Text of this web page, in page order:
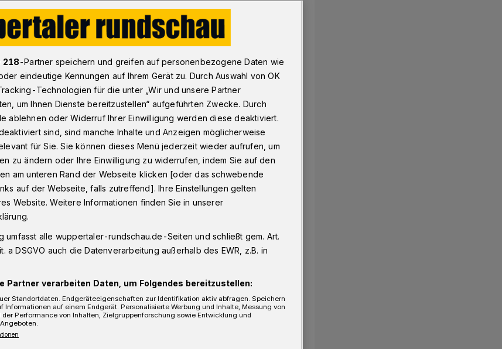
Test
hier ganz unter uns: Sind Sie
dran denken, weil ich eine für
der Deutschen Gesellschaft für
habe: Demnach gibt es
weil Leute sich auf Selfies
218-Partner speichern und greifen auf personenbezogene Daten wie
eindeutige Kennungen auf Ihrem Gerät zu. Durch Auswahl von OK
Technologien für die unter „Wir und unsere Partner
um Ihnen Dienste bereitzustellen“ aufgeführten Zwecke. Durch
ablehnen oder Widerruf Ihrer Einwilligung werden diese deaktiviert.
sind, sind manche Inhalte und Anzeigen möglicherweise
für Sie. Sie können dieses Menü jederzeit wieder aufrufen, um
zu ändern oder Ihre Einwilligung zu widerrufen, indem Sie auf den
am unteren Rand der Webseite klicken [oder das schwebende
auf der Webseite, falls zutreffend]. Ihre Einstellungen gelten
Website. Weitere Informationen finden Sie in unserer
umfasst alle wuppertaler-rundschau.de-Seiten und schließt gem. Art.
a DSGVO auch die Datenverarbeitung außerhalb des EWR, z.B. in
Partner verarbeiten Daten, um Folgendes bereitzustellen:
Standortdaten. Endgeräteeigenschaften zur Identifikation aktiv abfragen. Speichern
Informationen auf einem Endgerät. Personalisierte Werbung und Inhalte, Messung von
der Performance von Inhalten, Zielgruppenforschung sowie Entwicklung und